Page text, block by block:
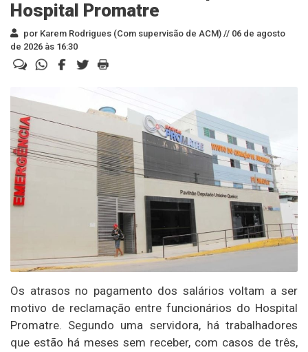
Hospital Promatre
por Karem Rodrigues (Com supervisão de ACM) // 06 de agosto
de 2026 às 16:30
Os atrasos no pagamento dos salários voltam a ser
motivo de reclamação entre funcionários do Hospital
Promatre. Segundo uma servidora, há trabalhadores
que estão há meses sem receber, com casos de três,